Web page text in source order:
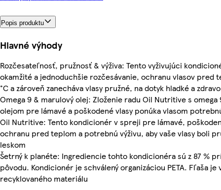
Popis produktu
Hlavné výhody
Rozčesateľnosť, pružnosť & výživa: Tento vyživujúci
okamžité a jednoduchšie rozčesávanie, ochranu vlasov pred
°C a zároveň zanecháva vlasy pružné, na dotyk hladké a
Omega 9 & marulový olej: Zloženie radu Oil Nutritive s omega
olejom pre lámavé a poškodené vlasy ponúka vlasom
Oil Nutritive: Tento kondicionér v spreji pre lámavé,
ochranu pred teplom a potrebnú výživu, aby vaše vlasy boli
leskom
Šetrný k planéte: Ingrediencie tohto kondicionéra sú z 87 %
pôvodu. Kondicionér je schválený organizáciou PETA. Fľaša je
recyklovaného materiálu